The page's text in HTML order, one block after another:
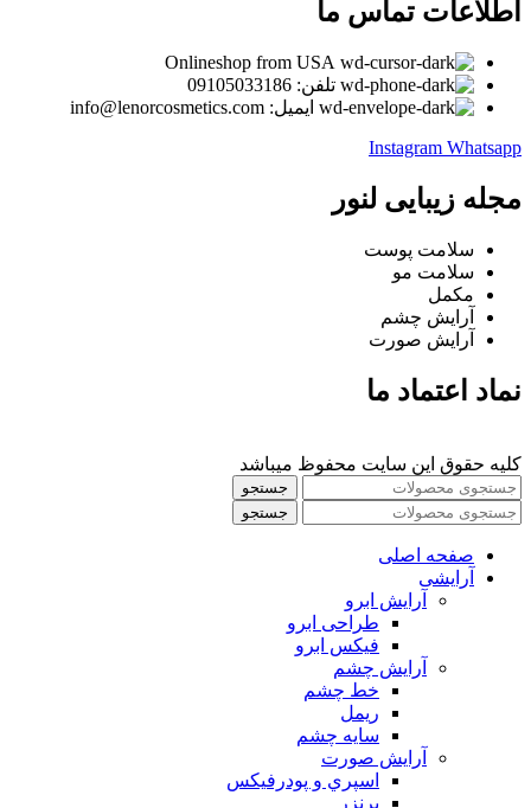
اطلاعات تماس ما
Onlineshop from USA
تلفن: 09105033186
ایمیل: info@lenorcosmetics.com
Instagram Whatsapp
مجله زیبایی لنور
سلامت پوست
سلامت مو
مکمل
آرایش چشم
آرایش صورت
نماد اعتماد ما
کلیه حقوق این سایت محفوظ میباشد
جستجو
جستجو
صفحه اصلی
آرایشی
آرايش ابرو
طراحی ابرو
فیکس ابرو
آرايش چشم
خط چشم
ريمل
سايه چشم
آرايش صورت
اسپري و پودرفيكس
برنزر